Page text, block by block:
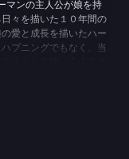
マンの主人公が娘を持
々を描いた１０年間の
愛と成長を描いたハー
プニングでもなく、当
義母役に挑む綾瀬はる